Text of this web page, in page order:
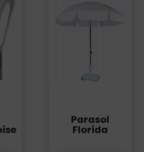
Parasol
Florida